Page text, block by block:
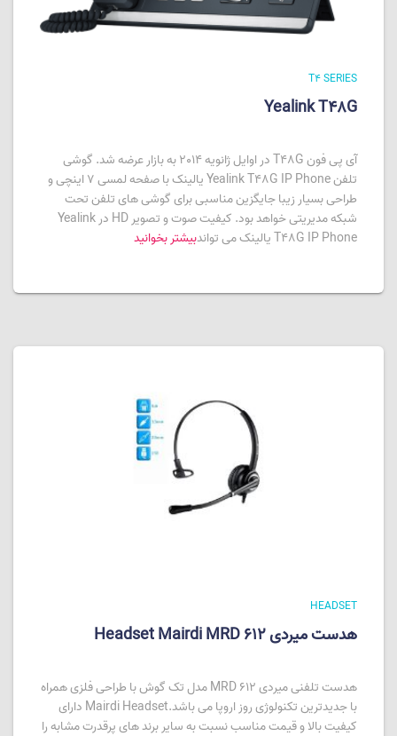
T4 SERIES
Yealink T48G
آی پی فون T48G در اوایل ژانویه 2014 به بازار عرضه شد. گوشی
تلفن Yealink T48G IP Phone یالینک با صفحه لمسی 7 اینچی و
طراحی بسیار زیبا جایگزین مناسبی برای گوشی های تلفن تحت
شبکه مدیریتی خواهد بود. کیفیت صوت و تصویر HD در Yealink
T48G IP Phone یالینک می تواند
بیشتر بخوانید
HEADSET
هدست میردی Headset Mairdi MRD 612
هدست تلفنی میردی MRD 612 مدل تک گوش با طراحی فلزی همراه
با جدیدترین تکنولوژی روز اروپا می باشد.Mairdi Headset دارای
کیفیت بالا و قیمت مناسب نسبت به سایر برند های پرقدرت مشابه را